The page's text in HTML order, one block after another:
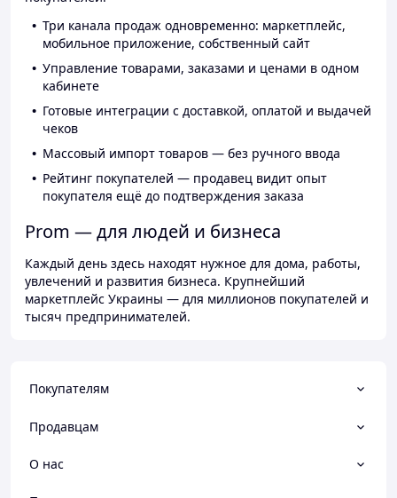
Три канала продаж одновременно: маркетплейс,
мобильное приложение, собственный сайт
Управление товарами, заказами и ценами в одном
кабинете
Готовые интеграции с доставкой, оплатой и выдачей
чеков
Массовый импорт товаров — без ручного ввода
Рейтинг покупателей — продавец видит опыт
покупателя ещё до подтверждения заказа
Prom — для людей и бизнеса
Каждый день здесь находят нужное для дома, работы,
увлечений и развития бизнеса. Крупнейший
маркетплейс Украины — для миллионов покупателей и
тысяч предпринимателей.
Покупателям
Продавцам
О нас